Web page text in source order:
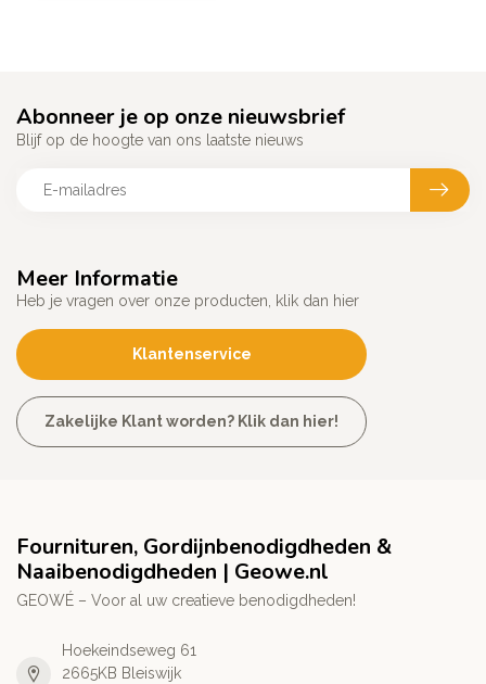
Meer Informatie
Heb je vragen over onze producten, klik dan hier
Klantenservice
Zakelijke Klant worden? Klik dan hier!
Abonneer je op onze nieuwsbrief
Blijf op de hoogte van ons laatste nieuws
Fournituren, Gordijnbenodigdheden &
Naaibenodigdheden | Geowe.nl
GEOWÉ – Voor al uw creatieve benodigdheden!
Hoekeindseweg 61
2665KB Bleiswijk